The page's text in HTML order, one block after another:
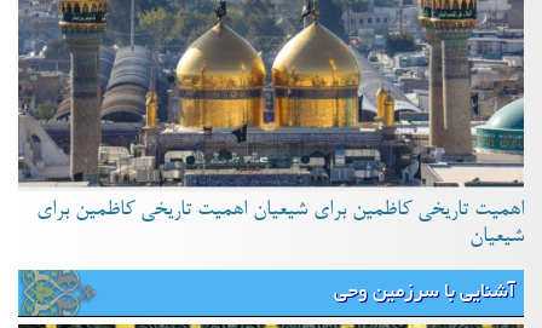
اهمیت تاریخی کاظمین برای شیعیان اهمیت تاریخی کاظمین برای
شیعیان
آشنایی با سرزمین وحی